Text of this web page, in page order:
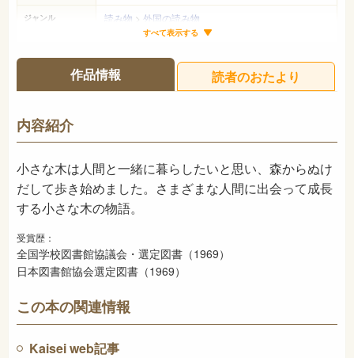
ジャンル 読み物 > 外国の読み物
68ページ
ISBN 978-4-03-404140-6
NDC
発売日 1969年12月
すべて表示する
作品情報 読者のおたより
内容紹介
小さな木は人間と一緒に暮らしたいと思い、森からぬけ
だして歩き始めました。さまざまな人間に出会って成長
する小さな木の物語。
受賞歴：
全国学校図書館協議会・選定図書（1969）
日本図書館協会選定図書（1969）
この本の関連情報
Kaisei web記事